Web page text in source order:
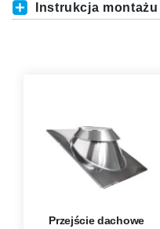
Instrukcja montażu
Przejście dachowe